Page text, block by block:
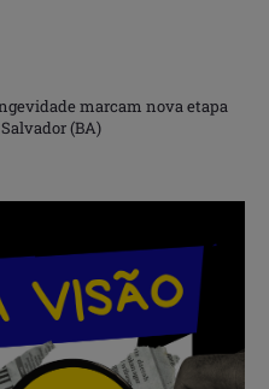
marcam nova etapa
(BA)